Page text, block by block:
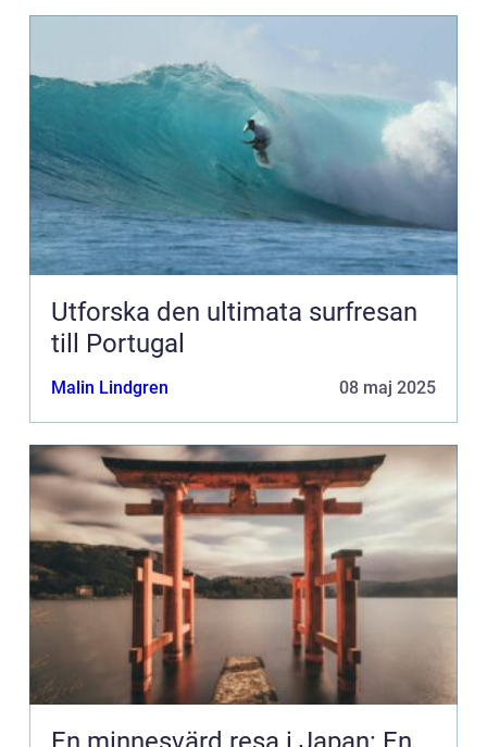
Utforska den ultimata surfresan
till Portugal
Malin Lindgren 08 maj 2025